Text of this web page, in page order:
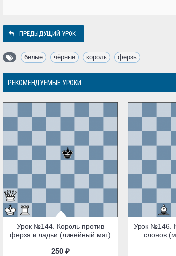
ПРЕДЫДУЩИЙ УРОК
белые чёрные король ферзь
РЕКОМЕНДУЕМЫЕ УРОКИ
Урок №144. Король против
ферзя и ладьи (линейный мат)
250 ₽
Урок №146.
слонов